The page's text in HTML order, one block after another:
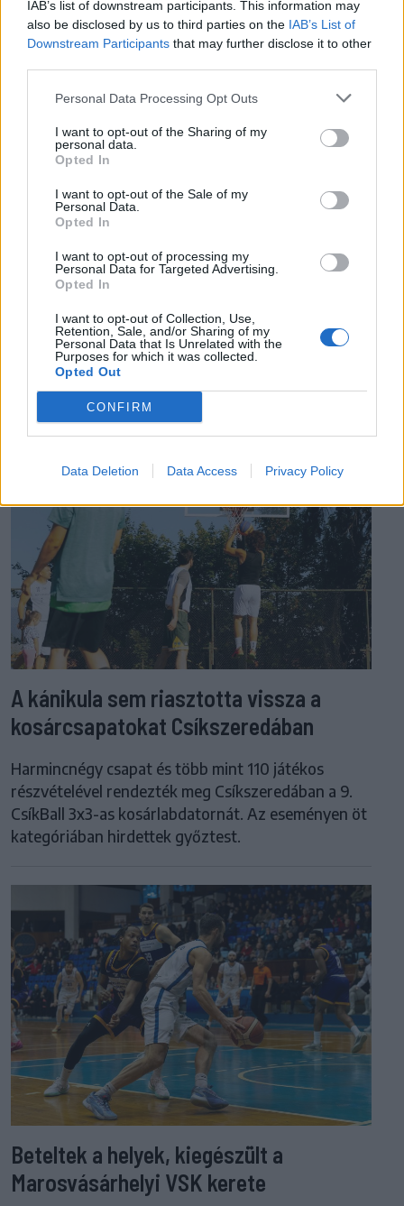
IAB’s list of downstream participants. This information may
also be disclosed by us to third parties on the IAB’s List of
Downstream Participants that may further disclose it to other
Personal Data Processing Opt Outs
I want to opt-out of the Sharing of my
personal data.
Opted In
I want to opt-out of the Sale of my
Personal Data.
Opted In
I want to opt-out of processing my
Personal Data for Targeted Advertising.
Opted In
I want to opt-out of Collection, Use,
Retention, Sale, and/or Sharing of my
Personal Data that Is Unrelated with the
Purposes for which it was collected.
Opted Out
CONFIRM
Data Deletion Data Access Privacy Policy
FŐTÉR
„A Kárpátok szimbólumát egy gyűlölt,
kártékony, kóborló vadállattá
züllesztette a politikum”
A medveproblémára egyetlen valódi megoldás
létezik, az állomány visszalövése az optimális
vadásszal beszélgettünk, nemcsak a medvékről.
EZ IS ÉRDEKELHETI
A kánikula sem riasztotta vissza a
kosárcsapatokat Csíkszeredában
Harmincnégy csapat és több mint 110 játékos
részvételével rendezték meg Csíkszeredában a 9.
CsíkBall 3x3-as kosárlabdatornát. Az eseményen öt
kategóriában hirdettek győztest.
Beteltek a helyek, kiegészült a
Marosvásárhelyi VSK kerete